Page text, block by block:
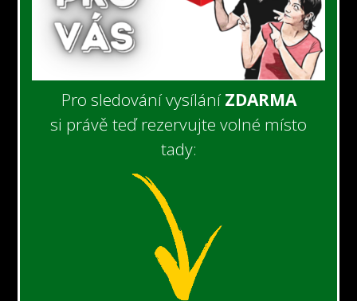
Pro sledování vysíláníZDARMA
si právě teď rezervujte volné místo
tady: